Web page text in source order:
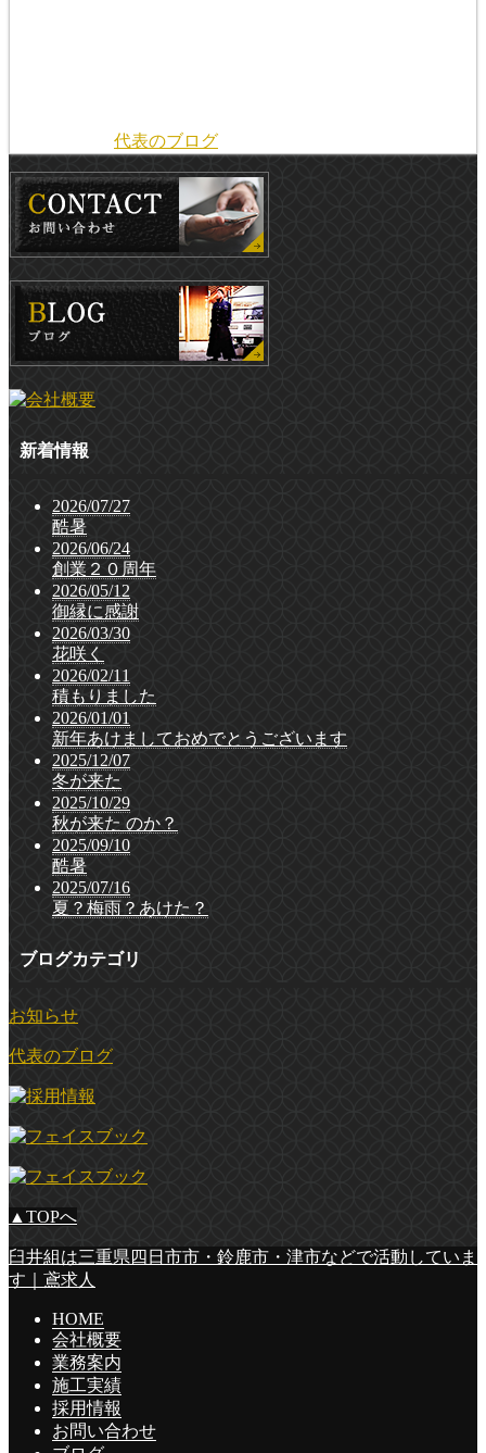
代表のブログ
新着情報
2026/07/27
酷暑
2026/06/24
創業２０周年
2026/05/12
御縁に感謝
2026/03/30
花咲く
2026/02/11
積もりました
2026/01/01
新年あけましておめでとうございます
2025/12/07
冬が来た
2025/10/29
秋が来た のか？
2025/09/10
酷暑
2025/07/16
夏？梅雨？あけた？
ブログカテゴリ
お知らせ
代表のブログ
▲TOPへ
臼井組は三重県四日市市・鈴鹿市・津市などで活動していま
す｜鳶求人
HOME
会社概要
業務案内
施工実績
採用情報
お問い合わせ